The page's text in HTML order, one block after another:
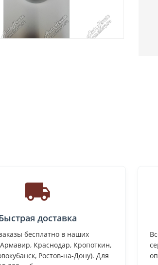
доставка
бесплатно в наших
Краснодар, Кропоткин,
Ростов-на-Дону). Для